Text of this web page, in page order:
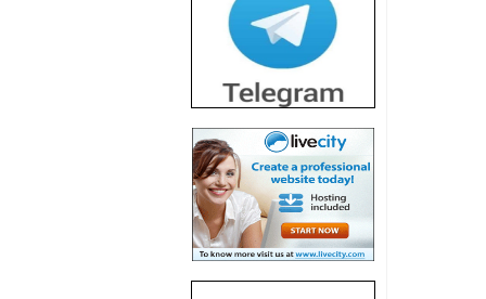
חשיפת מה שלא
רוצים שתדעו בעניין
פריסת אנלימיטד
(בניחוח בלתי נסבל) -
כאן
חשיפה: איוב קרא
אישר לקבוצת סלקום
בדיוק מה שביבי אישר
כאן
האם השר איוב קרא
היה צריך בכלל לחתום
על האישור, שנתן